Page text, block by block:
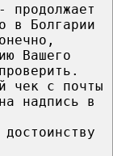
в Болгарии
Вашего
чек с почты
надпись в